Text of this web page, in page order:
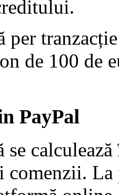
per
de 100 de
PayPal
se
comenzii. La